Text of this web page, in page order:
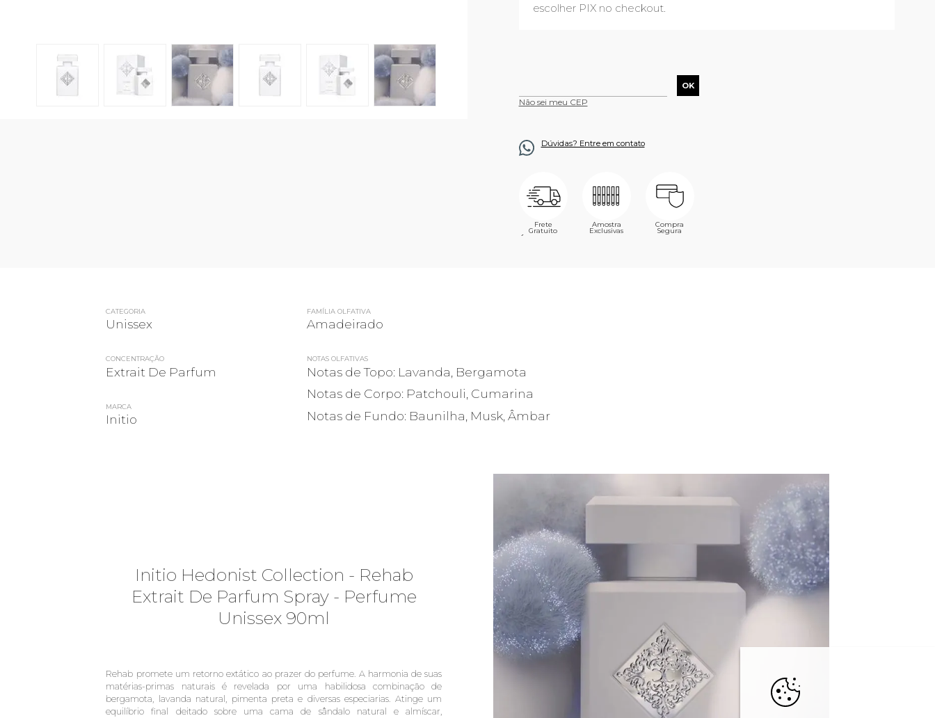
escolher PIX no checkout.
Não sei meu CEP
Dúvidas? Entre em contato
Frete
Gratuito
Amostra
Exclusivas
Compra
Segura
´
CATEGORIA
Unissex
CONCENTRAÇÃO
Extrait De Parfum
MARCA
Initio
FAMÍLIA OLFATIVA
Amadeirado
NOTAS OLFATIVAS
Notas de Topo: Lavanda, Bergamota
Notas de Corpo: Patchouli, Cumarina
Notas de Fundo: Baunilha, Musk, Âmbar
Initio Hedonist Collection - Rehab
Extrait De Parfum Spray - Perfume
Unissex 90ml
Rehab promete um retorno extático ao prazer do perfume. A harmonia de suas
matérias-primas naturais é revelada por uma habilidosa combinação de
bergamota, lavanda natural, pimenta preta e diversas especiarias. Atinge um
equilíbrio final deitado sobre uma cama de sândalo natural e almíscar,